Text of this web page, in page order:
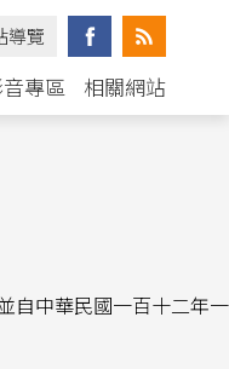
導覽
專區 相關網站
感冒非疫區刪除，並自
並自中華民國一百十二
自中華民國一百十二年一